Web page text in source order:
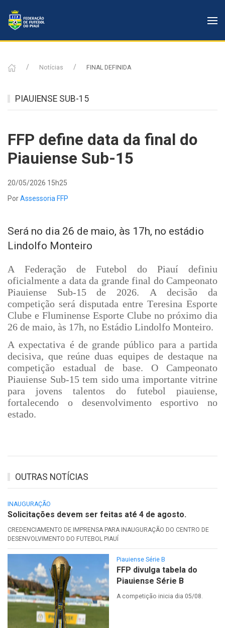
Notícias FINAL DEFINIDA
PIAUIENSE SUB-15
FFP define data da final do
Piauiense Sub-15
20/05/2026 15h25
PorAssessoria FFP
Será no dia 26 de maio, às 17h, no estádio
Lindolfo Monteiro
A Federação de Futebol do Piauí definiu
oficialmente a data da grande final do Campeonato
Piauiense Sub-15 de 2026. A decisão da
competição será disputada entre Teresina Esporte
Clube e Fluminense Esporte Clube no próximo dia
26 de maio, às 17h, no Estádio Lindolfo Monteiro.
A expectativa é de grande público para a partida
decisiva, que reúne duas equipes de destaque na
competição estadual de base. O Campeonato
Piauiense Sub-15 tem sido uma importante vitrine
para jovens talentos do futebol piauiense,
fortalecendo o desenvolvimento esportivo no
estado.
OUTRAS NOTÍCIAS
INAUGURAÇÃO
Solicitações devem ser feitas até 4 de agosto.
CREDENCIAMENTO DE IMPRENSA PARA INAUGURAÇÃO DO CENTRO DE
DESENVOLVIMENTO DO FUTEBOL PIAUÍ
Piauiense Série B
FFP divulga tabela do
Piauiense Série B
A competição inicia dia 05/08.